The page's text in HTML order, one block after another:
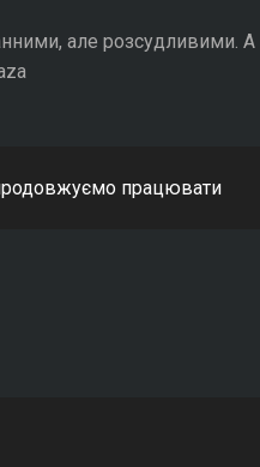
але розсудливими.
працювати